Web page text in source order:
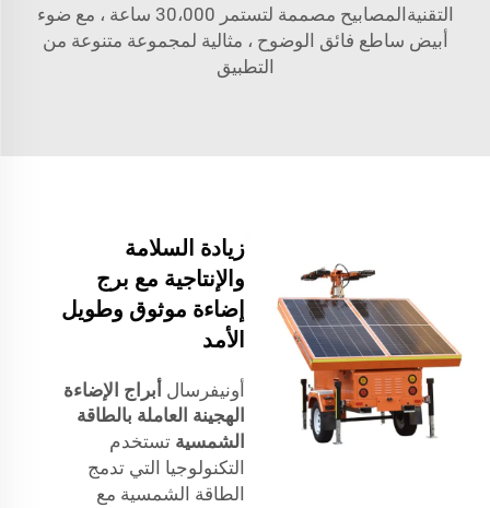
التقنيةالمصابيح مصممة لتستمر 30،000 ساعة ، مع ضوء
أبيض ساطع فائق الوضوح ، مثالية لمجموعة متنوعة من
التطبيق
زيادة السلامة
والإنتاجية مع برج
إضاءة موثوق وطويل
الأمد
أونيفرسال أبراج الإضاءة
الهجينة العاملة بالطاقة
الشمسية تستخدم
التكنولوجيا التي تدمج
الطاقة الشمسية مع